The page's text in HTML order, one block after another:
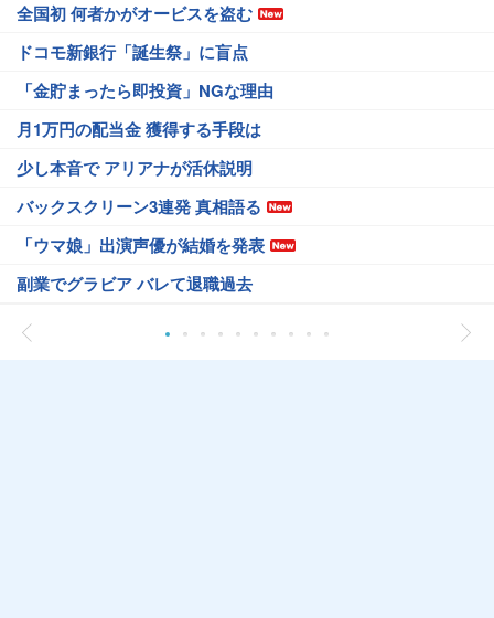
全国初 何者かがオービスを盗む
ドコモ新銀行「誕生祭」に盲点
「金貯まったら即投資」NGな理由
月1万円の配当金 獲得する手段は
少し本音で アリアナが活休説明
バックスクリーン3連発 真相語る
「ウマ娘」出演声優が結婚を発表
副業でグラビア バレて退職過去